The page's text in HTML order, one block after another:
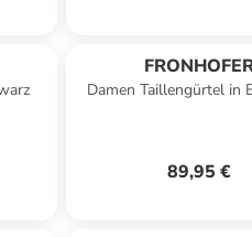
Damen Taillengürtel in
89,95 €